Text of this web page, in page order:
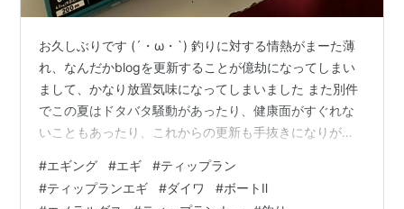
お久しぶりです (´・ω・`) 釣りに対する情熱がまーた薄
れ、なんだかblogを更新することが億劫になってしまい
まして、かなり放置気味になってしまいました また別件
でこの夏はドタバタ騒動があったり、健康面がすぐれな
いこともあったり、これからの更新も手抜きになりがち
が向いたら更新していこうとは思ってますさかい、期待
しないでたまに見に来ていただければ幸いでございます
#エギング #エギ #ティップラン
#ティップランエギ #ダイワ #ボートⅡ